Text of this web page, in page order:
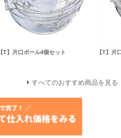
【T】片口ボール4個セット 【T】片
すべてのおすすめ商品を見る